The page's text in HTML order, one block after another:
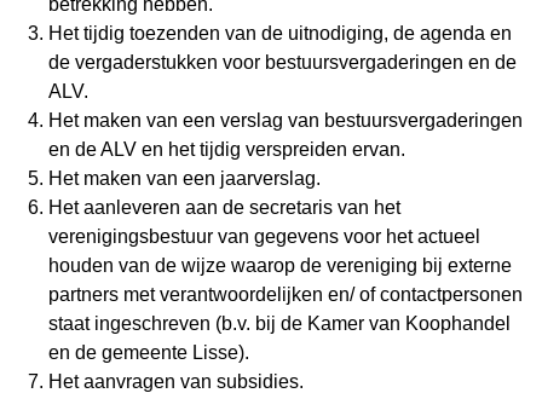
betrekking hebben.
Het tijdig toezenden van de uitnodiging, de agenda en
de vergaderstukken voor bestuursvergaderingen en de
ALV.
Het maken van een verslag van bestuursvergaderingen
en de ALV en het tijdig verspreiden ervan.
Het maken van een jaarverslag.
Het aanleveren aan de secretaris van het
verenigingsbestuur van gegevens voor het actueel
houden van de wijze waarop de vereniging bij externe
partners met verantwoordelijken en/ of contactpersonen
staat ingeschreven (b.v. bij de Kamer van Koophandel
en de gemeente Lisse).
Het aanvragen van subsidies.